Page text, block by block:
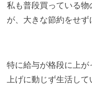
私も普段買っている
が、大きな節約をせず
特に給与が格段に上
上げに動じず生活して